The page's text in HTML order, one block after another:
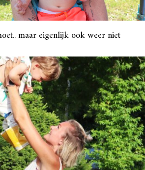
maar eigenlijk ook weer niet